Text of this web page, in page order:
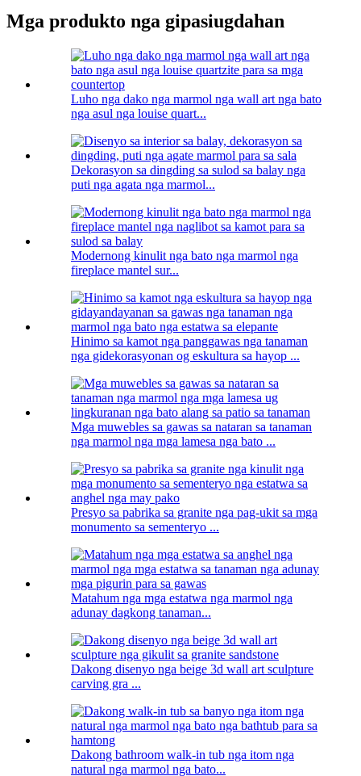
Mga produkto nga gipasiugdahan
Luho nga dako nga marmol nga wall art nga bato
nga asul nga louise quart...
Dekorasyon sa dingding sa sulod sa balay nga
puti nga agata nga marmol...
Modernong kinulit nga bato nga marmol nga
fireplace mantel sur...
Hinimo sa kamot nga panggawas nga tanaman
nga gidekorasyonan og eskultura sa hayop ...
Mga muwebles sa gawas sa nataran sa tanaman
nga marmol nga mga lamesa nga bato ...
Presyo sa pabrika sa granite nga pag-ukit sa mga
monumento sa sementeryo ...
Matahum nga mga estatwa nga marmol nga
adunay dagkong tanaman...
Dakong disenyo nga beige 3d wall art sculpture
carving gra ...
Dakong bathroom walk-in tub nga itom nga
natural nga marmol nga bato...